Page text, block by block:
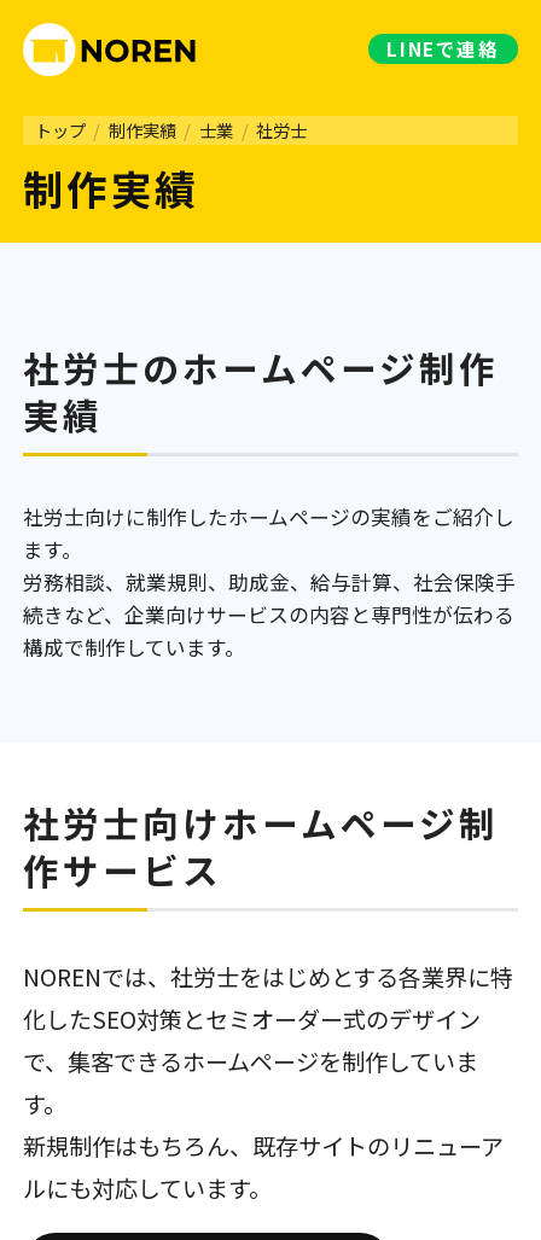
LINEで連絡
トップ / 制作実績 / 士業 / 社労士
制作実績
社労士のホームページ制作
実績
社労士向けに制作したホームページの実績をご紹介し
ます。
労務相談、就業規則、助成金、給与計算、社会保険手
続きなど、企業向けサービスの内容と専門性が伝わる
構成で制作しています。
社労士向けホームページ制
作サービス
NORENでは、社労士をはじめとする各業界に特
化したSEO対策とセミオーダー式のデザイン
で、集客できるホームページを制作していま
す。
新規制作はもちろん、既存サイトのリニューア
ルにも対応しています。